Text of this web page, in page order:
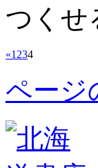
つくせ
«1234
ページ